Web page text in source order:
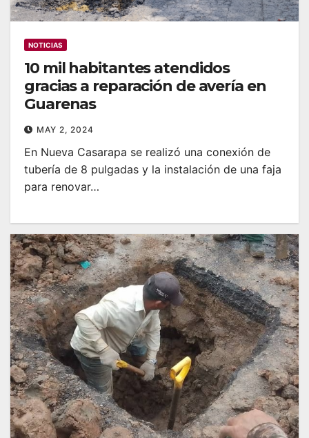
NOTICIAS
10 mil habitantes atendidos
gracias a reparación de avería en
Guarenas
MAY 2, 2024
En Nueva Casarapa se realizó una conexión de
tubería de 8 pulgadas y la instalación de una faja
para renovar…